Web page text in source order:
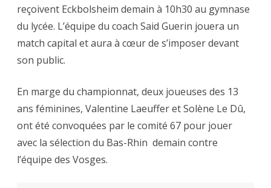
reçoivent Eckbolsheim demain à 10h30 au gymnase
du lycée. L’équipe du coach Said Guerin jouera un
match capital et aura à cœur de s’imposer devant
son public.
En marge du championnat, deux joueuses des 13
ans féminines, Valentine Laeuffer et Solène Le Dû,
ont été convoquées par le comité 67 pour jouer
avec la sélection du Bas-Rhin demain contre
l’équipe des Vosges.